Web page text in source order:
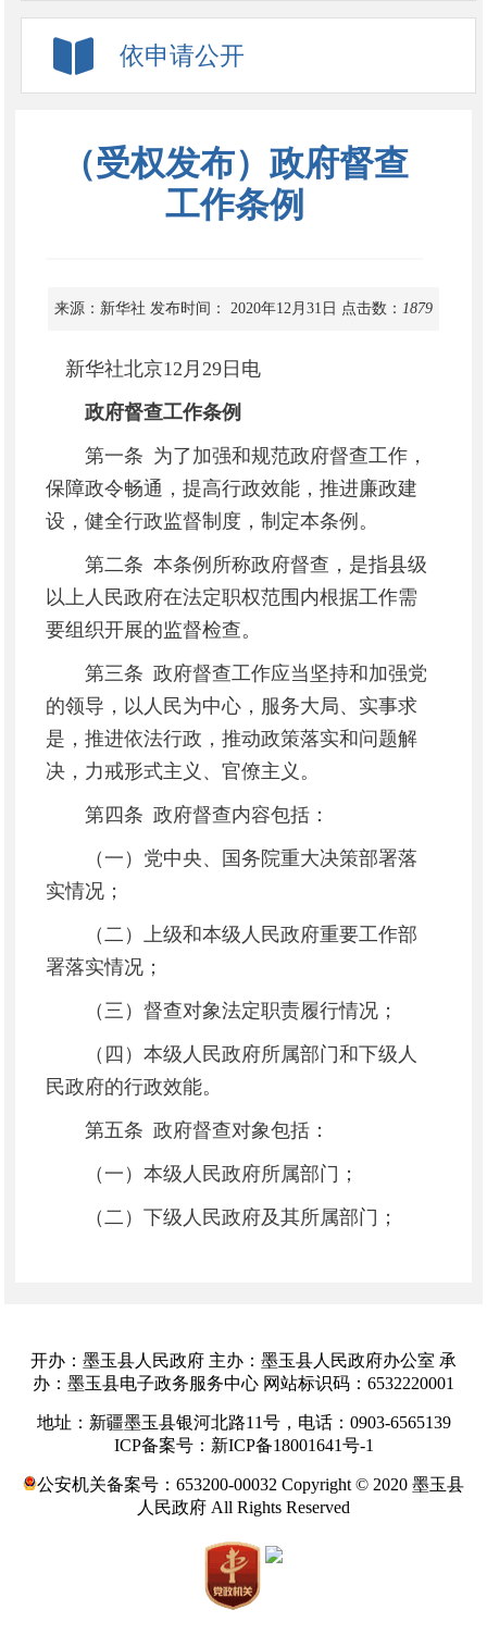
依申请公开
（受权发布）政府督查
工作条例
来源：新华社 发布时间： 2020年12月31日 点击数： 1879
新华社北京12月29日电
政府督查工作条例
第一条 为了加强和规范政府督查工作，
保障政令畅通，提高行政效能，推进廉政建
设，健全行政监督制度，制定本条例。
第二条 本条例所称政府督查，是指县级
以上人民政府在法定职权范围内根据工作需
要组织开展的监督检查。
第三条 政府督查工作应当坚持和加强党
的领导，以人民为中心，服务大局、实事求
是，推进依法行政，推动政策落实和问题解
决，力戒形式主义、官僚主义。
第四条 政府督查内容包括：
（一）党中央、国务院重大决策部署落
实情况；
（二）上级和本级人民政府重要工作部
署落实情况；
（三）督查对象法定职责履行情况；
（四）本级人民政府所属部门和下级人
民政府的行政效能。
第五条 政府督查对象包括：
（一）本级人民政府所属部门；
（二）下级人民政府及其所属部门；
组织。
上级人民政府可以对下一级人民政府及
其所属部门开展督查，必要时可以对所辖各
级人民政府及其所属部门开展督查。
第六条 国务院办公厅指导全国政府督查
工作，组织实施国务院督查工作。国务院办
公厅督查机构承担国务院督查有关具体工
开办：墨玉县人民政府 主办：墨玉县人民政府办公室 承
办：墨玉县电子政务服务中心 网站标识码：6532220001
地址：新疆墨玉县银河北路11号，电话：0903-6565139
ICP备案号：新ICP备18001641号-1
公安机关备案号：653200-00032 Copyright © 2020 墨玉县
人民政府 All Rights Reserved